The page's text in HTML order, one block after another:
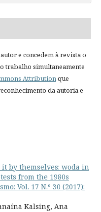
e concedem à revista o
trabalho simultaneamente
Attributionque
da autoria e
by themselves: woda in
from the 1980s
Vol. 17 N.º 30 (2017):
Kalsing, Ana